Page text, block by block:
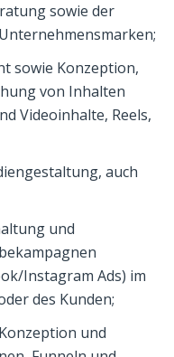
sowie der
sowie Konzeption,
von Inhalten
Videoinhalte, Reels,
auch
und
Instagram Ads) im
des Kunden;
und